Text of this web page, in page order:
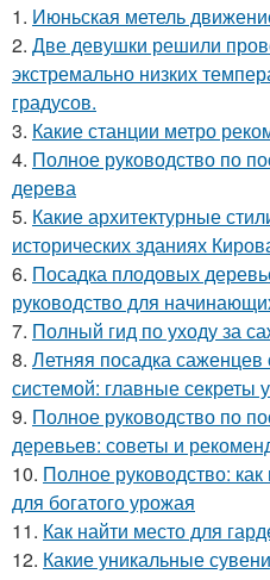
1. Июньская метель
2. Две девушки решили
экстремально низких
градусов.
3. Какие станции метро
4. Полное руководство по
дерева
5. Какие архитектурные
исторических зданиях
6. Посадка плодовых
руководство для
7. Полный гид по уходу за
8. Летняя посадка саженцев
системой: главные секреты
9. Полное руководство по
деревьев: советы и
10. Полное руководство:
для богатого урожая
11. Как найти место для
12. Какие уникальные